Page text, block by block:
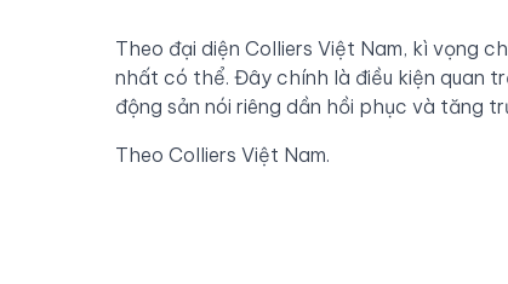
Theo đại diện Colliers Việt Nam, kì vọng
nhất có thể. Đây chính là điều kiện quan
động sản nói riêng dần hồi phục và tăng
Theo Colliers Việt Nam.